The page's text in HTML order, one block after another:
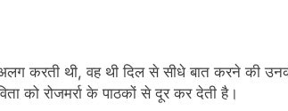
करती थी, वह थी दिल से सीधे बात करने की
को रोजमर्रा के पाठकों से दूर कर देती है।